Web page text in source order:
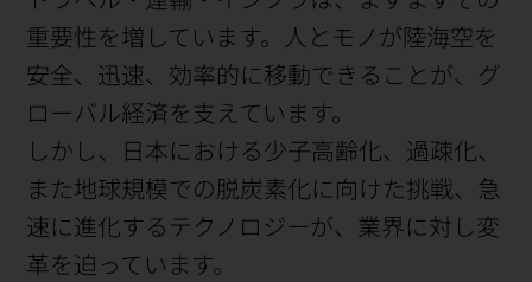
重要性を増しています。人とモノが陸海空を
安全、迅速、効率的に移動できることが、グ
ローバル経済を支えています。
しかし、日本における少子高齢化、過疎化、
また地球規模での脱炭素化に向けた挑戦、急
速に進化するテクノロジーが、業界に対し変
革を迫っています。